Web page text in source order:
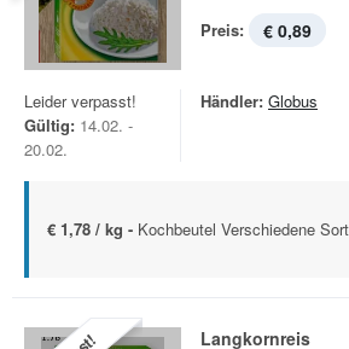
Preis: € 0,89
Leider verpasst!
Gültig: 14.02. -
20.02.
Händler: Globus
€ 1,78 / kg - Kochbeutel Verschiedene
Langkornreis